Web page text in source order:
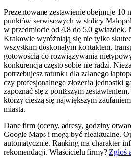
Prezentowane zestawienie obejmuje 10
punktów serwisowych w stolicy
w przedmiocie od 4.8 do 5.0 gwiazdek.
Krakowie wyróżniają się nie tylko
wszystkim doskonałym kontaktem,
gotowością do rozwiązywania
konkurencja często sobie nie radzi.
potrzebujesz ratunku dla zalanego
czy profesjonalnego złożenia jednostki
zapoznać się z poniższym
którzy cieszą się największym
miasta.
Dane firm (oceny, adresy, godziny
Google Maps i mogą być nieaktualne.
automatycznie. Ranking ma charakter
rekomendacji. Właścicielu firmy? Zgłoś